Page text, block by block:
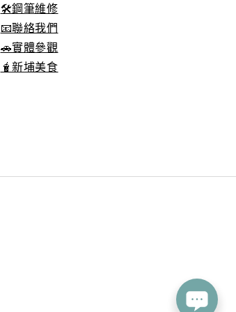
🛠️鋼筆維修
📧聯絡我們
🚗實體參觀
🧋新埔美食